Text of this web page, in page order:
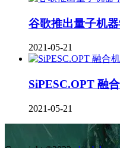
谷歌推出量子机
2021-05-21
SiPESC.OPT 融
2021-05-21